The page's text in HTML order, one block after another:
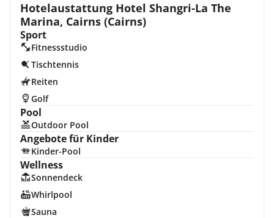
Hotelaustattung Hotel Shangri-La The
Marina, Cairns (Cairns)
Sport
Fitnessstudio
Tischtennis
Reiten
Golf
Pool
Outdoor Pool
Angebote für Kinder
Kinder-Pool
Wellness
Sonnendeck
Whirlpool
Sauna